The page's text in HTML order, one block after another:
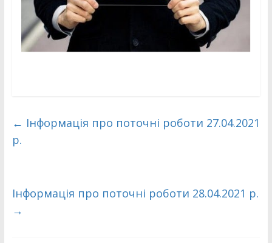
← Інформація про поточні роботи 27.04.2021
р.
Інформація про поточні роботи 28.04.2021 р.
→